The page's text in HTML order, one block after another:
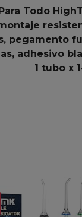
Todo
pegamento
adhesivo
1 tubo x